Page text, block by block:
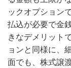
ックオプション
払込が必要で金
きなデメリット
ョンと同様に、
面でも、株式譲